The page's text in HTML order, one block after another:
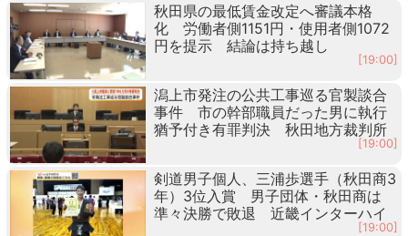
秋田県の最低賃金改定へ審議本格
化 労働者側1151円・使用者側1072
円を提示 結論は持ち越し
[19:00]
潟上市発注の公共工事巡る官製談合
事件 市の幹部職員だった男に執行
猶予付き有罪判決 秋田地方裁判所
[19:00]
剣道男子個人、三浦歩選手（秋田商3
年）3位入賞 男子団体・秋田商は
準々決勝で敗退 近畿インターハイ
[19:00]